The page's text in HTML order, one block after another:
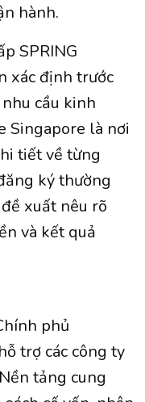
hành.
SPRING
xác định trước
cầu kinh
Singapore là nơi
tiết về từng
ký thường
xuất nêu rõ
và kết quả
phủ
trợ các công ty
tảng cung